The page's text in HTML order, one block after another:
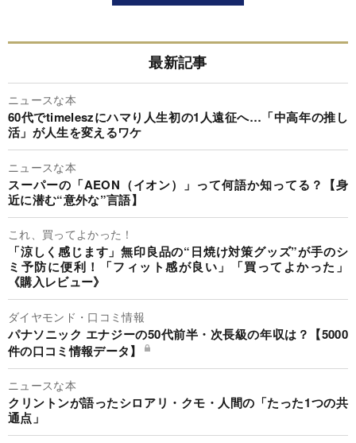
最新記事
ニュースな本
60代でtimeleszにハマり人生初の1人遠征へ…「中高年の推し
活」が人生を変えるワケ
ニュースな本
スーパーの「AEON（イオン）」って何語か知ってる？【身
近に潜む“意外な”言語】
これ、買ってよかった！
「涼しく感じます」無印良品の“日焼け対策グッズ”が手のシ
ミ予防に便利！「フィット感が良い」「買ってよかった」
《購入レビュー》
ダイヤモンド・口コミ情報
パナソニック エナジーの50代前半・次長級の年収は？【5000
件の口コミ情報データ】
ニュースな本
クリントンが語ったシロアリ・クモ・人間の「たった1つの共
通点」